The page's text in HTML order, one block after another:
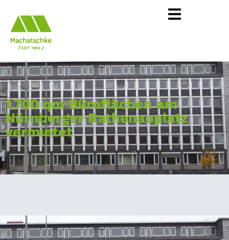
1.700 qm Büroflächen am
Nürnberger Rathenauplatz
vermietet